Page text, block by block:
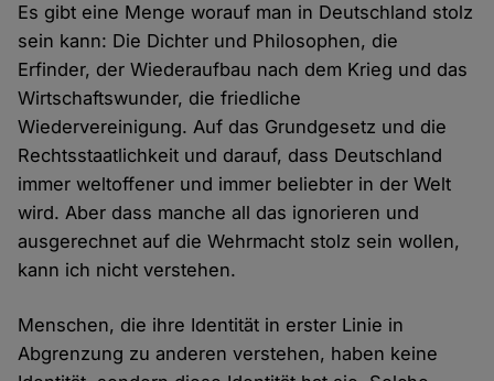
Es gibt eine Menge worauf man in Deutschland stolz
sein kann: Die Dichter und Philosophen, die
Erfinder, der Wiederaufbau nach dem Krieg und das
Wirtschaftswunder, die friedliche
Wiedervereinigung. Auf das Grundgesetz und die
Rechtsstaatlichkeit und darauf, dass Deutschland
immer weltoffener und immer beliebter in der Welt
wird. Aber dass manche all das ignorieren und
ausgerechnet auf die Wehrmacht stolz sein wollen,
kann ich nicht verstehen.
Menschen, die ihre Identität in erster Linie in
Abgrenzung zu anderen verstehen, haben keine